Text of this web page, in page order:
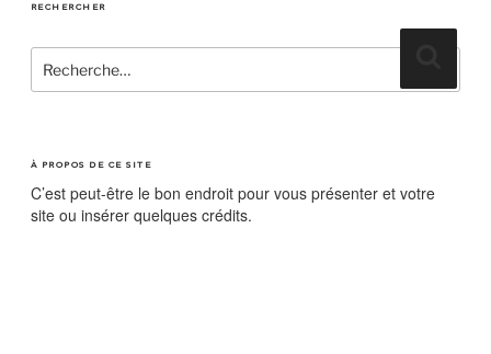
RECHERCHER
Recherche
pour
:
À PROPOS DE CE SITE
C’est peut-être le bon endroit pour vous présenter et votre
site ou insérer quelques crédits.